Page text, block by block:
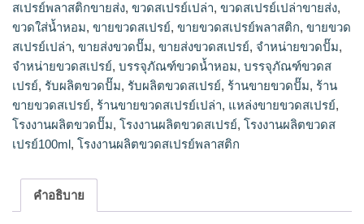
ขายส่ง,dbaleขวดสเปรย์,แหล่งขายขวดสเปรย์,โรงงานผลิตขวด
ปั๊ม,จำหน่ายขวดปั๊ม,ขายส่งขวดปั๊ม,รับผลิตขวดปั๊ม,ขวดปั๊ม
ขายส่ง,ขวดปั๊มพลาสติกขายส่ง,ขวดปั้ม500mlขายส่ง,ร้านขายขวด
ปั๊ม,ขวดพลาสติกหัวปั๊มขายส่ง,plasticparkบรรจุภัณฑ์
สเปรย์พลาสติกขายส่ง, ขวดสเปรย์เปล่า, ขวดสเปรย์เปล่าขายส่ง,
ขวดใส่น้ำหอม, ขายขวดสเปรย์, ขายขวดสเปรย์พลาสติก, ขายขวด
สเปรย์เปล่า, ขายส่งขวดปั๊ม, ขายส่งขวดสเปรย์, จำหน่ายขวดปั๊ม,
จำหน่ายขวดสเปรย์, บรรจุภัณฑ์ขวดน้ำหอม, บรรจุภัณฑ์ขวดส
เปรย์, รับผลิตขวดปั๊ม, รับผลิตขวดสเปรย์, ร้านขายขวดปั๊ม, ร้าน
ขายขวดสเปรย์, ร้านขายขวดสเปรย์เปล่า, แหล่งขายขวดสเปรย์,
โรงงานผลิตขวดปั๊ม, โรงงานผลิตขวดสเปรย์, โรงงานผลิตขวดส
เปรย์100ml, โรงงานผลิตขวดสเปรย์พลาสติก
คำอธิบาย